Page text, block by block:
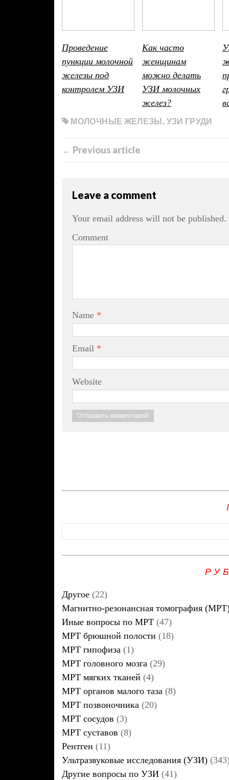
Проведение
пункции молочной
железы под
контролем УЗИ
Как часто
женщинам
можно делать
УЗИ молочных
желез?
МОЛОЧНЫЕ ЖЕЛЕЗЫ, УЗИ ГРУДИ
← Previous article
Leave a comment
Your email address will not be published.
Comment
Name *
Email *
Website
Другое (22)
Магнитно-резонансная томография
Иные вопросы по МРТ (47)
МРТ брюшной полости (18)
МРТ гипофиза (1)
МРТ головного мозга (29)
МРТ мягких тканей (4)
МРТ органов малого таза (8)
МРТ позвоночника (20)
МРТ сосудов (3)
МРТ суставов (8)
Рентген (11)
Ультразвуковые исследования (УЗИ)
Другие вопросы по УЗИ (41)